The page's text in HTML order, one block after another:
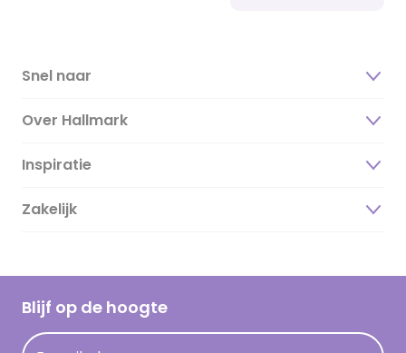
Snel naar
Over Hallmark
Over ons
Duurzaamheid
Hallmark Kaartclub
Acties
Inspiratie
Magazine
Cadeau inspiratie
Kaartinspiratie
Zakelijk
Blijf op de hoogte